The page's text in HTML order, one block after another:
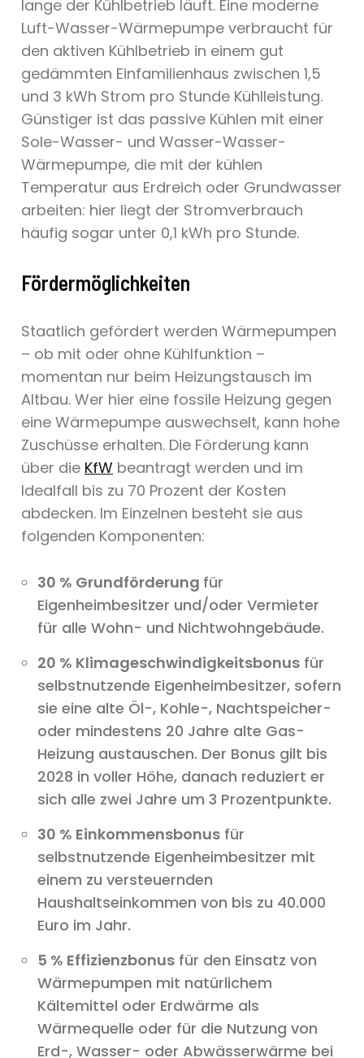
lange der Kühlbetrieb läuft. Eine moderne
Luft-Wasser-Wärmepumpe verbraucht für
den aktiven Kühlbetrieb in einem gut
gedämmten Einfamilienhaus zwischen 1,5
und 3 kWh Strom pro Stunde Kühlleistung.
Günstiger ist das passive Kühlen mit einer
Sole-Wasser- und Wasser-Wasser-
Wärmepumpe, die mit der kühlen
Temperatur aus Erdreich oder Grundwasser
arbeiten: hier liegt der Stromverbrauch
häufig sogar unter 0,1 kWh pro Stunde.
Fördermöglichkeiten
Staatlich gefördert werden Wärmepumpen
– ob mit oder ohne Kühlfunktion –
momentan nur beim Heizungstausch im
Altbau. Wer hier eine fossile Heizung gegen
eine Wärmepumpe auswechselt, kann hohe
Zuschüsse erhalten. Die Förderung kann
über die KfW beantragt werden und im
Idealfall bis zu 70 Prozent der Kosten
abdecken. Im Einzelnen besteht sie aus
folgenden Komponenten:
30 % Grundförderung für
Eigenheimbesitzer und/oder Vermieter
für alle Wohn- und Nichtwohngebäude.
20 % Klimageschwindigkeitsbonus für
selbstnutzende Eigenheimbesitzer, sofern
sie eine alte Öl-, Kohle-, Nachtspeicher-
oder mindestens 20 Jahre alte Gas-
Heizung austauschen. Der Bonus gilt bis
2028 in voller Höhe, danach reduziert er
sich alle zwei Jahre um 3 Prozentpunkte.
30 % Einkommensbonus für
selbstnutzende Eigenheimbesitzer mit
einem zu versteuernden
Haushaltseinkommen von bis zu 40.000
Euro im Jahr.
5 % Effizienzbonus für den Einsatz von
Wärmepumpen mit natürlichem
Kältemittel oder Erdwärme als
Wärmequelle oder für die Nutzung von
Erd-, Wasser- oder Abwässerwärme bei